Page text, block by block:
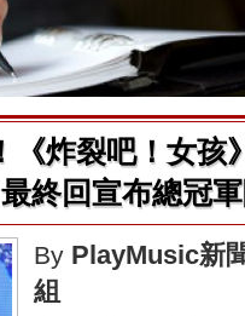
《炸裂吧！女孩
終回宣布總冠
By PlayMusic新
組